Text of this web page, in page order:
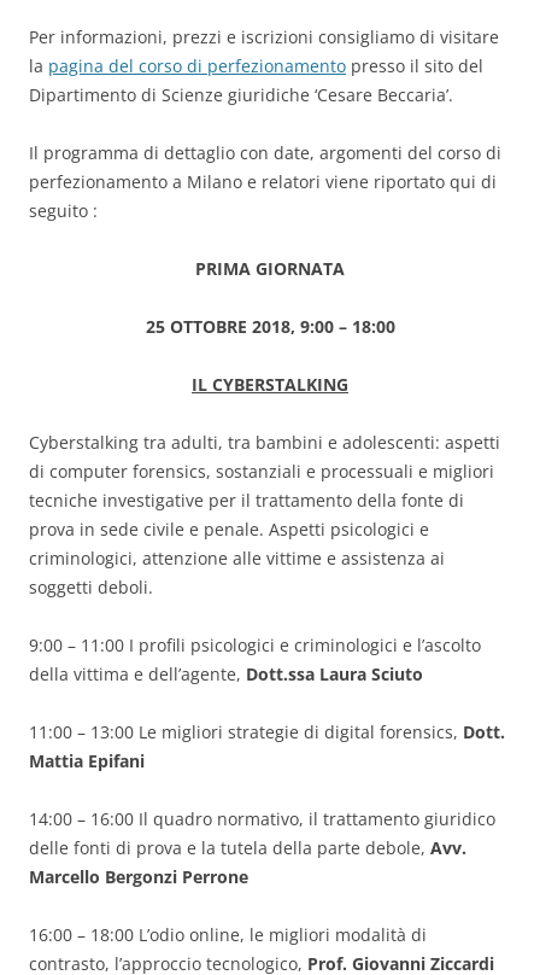
Per informazioni, prezzi e iscrizioni consigliamo di visitare
la pagina del corso di perfezionamento presso il sito del
Dipartimento di Scienze giuridiche ‘Cesare Beccaria’.
Il programma di dettaglio con date, argomenti del corso di
perfezionamento a Milano e relatori viene riportato qui di
seguito :
PRIMA GIORNATA
25 OTTOBRE 2018, 9:00 – 18:00
IL CYBERSTALKING
Cyberstalking tra adulti, tra bambini e adolescenti: aspetti
di computer forensics, sostanziali e processuali e migliori
tecniche investigative per il trattamento della fonte di
prova in sede civile e penale. Aspetti psicologici e
criminologici, attenzione alle vittime e assistenza ai
soggetti deboli.
9:00 – 11:00 I profili psicologici e criminologici e l’ascolto
della vittima e dell’agente, Dott.ssa Laura Sciuto
11:00 – 13:00 Le migliori strategie di digital forensics, Dott.
Mattia Epifani
14:00 – 16:00 Il quadro normativo, il trattamento giuridico
delle fonti di prova e la tutela della parte debole, Avv.
Marcello Bergonzi Perrone
16:00 – 18:00 L’odio online, le migliori modalità di
contrasto, l’approccio tecnologico, Prof. Giovanni Ziccardi